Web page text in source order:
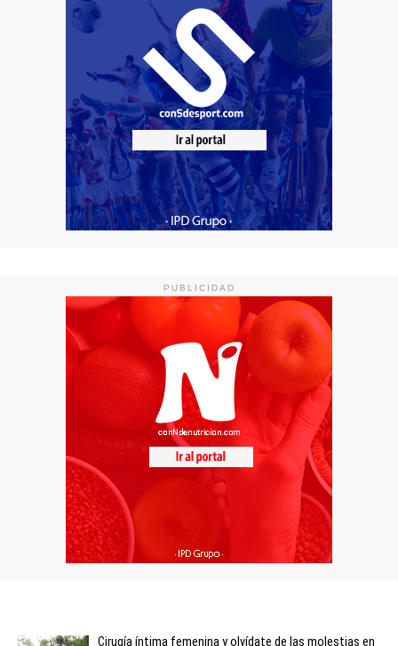
PUBLICIDAD
Cirugía íntima femenina y olvídate de las molestias en